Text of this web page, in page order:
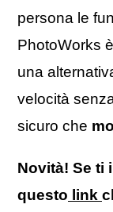
persona le
PhotoWorks
una
velocità
sicuro che
Novità! Se ti
questo link